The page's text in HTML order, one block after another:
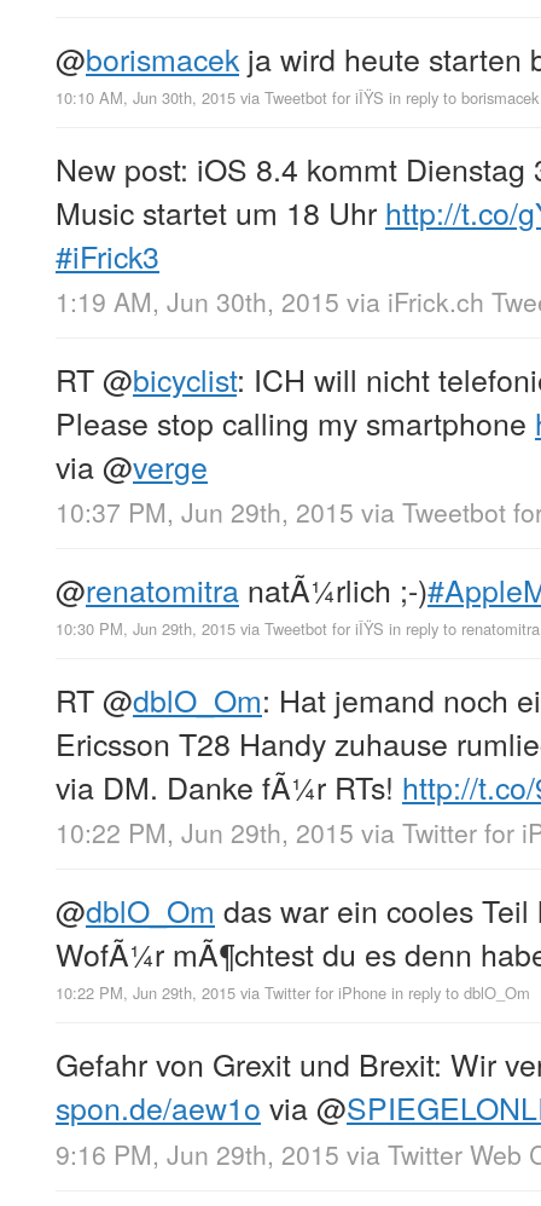
@borismacek ja wird heute starten
10:10 AM, Jun 30th, 2015 via Tweetbot for iÎŸS in reply to borismacek
New post: iOS 8.4 kommt
Music startet um 18 Uhr http://t.co/
#iFrick3
1:19 AM, Jun 30th, 2015 via iFrick.ch
RT@bicyclist: ICH will nicht
Please stop calling my smartphone
via@verge
10:37 PM, Jun 29th, 2015 via Tweetbot
@renatomitra natÃ¼rlich ;-)
10:30 PM, Jun 29th, 2015 via Tweetbot for iÎŸS in reply to renatomitra
RT@dblO_Om: Hat jemand noch
Ericsson T28 Handy zuhause
via DM. Danke fÃ¼r RTs! http://t.co/
10:22 PM, Jun 29th, 2015 via Twitter for
@dblO_Om das war ein cooles
WofÃ¼r mÃ¶chtest du es denn
10:22 PM, Jun 29th, 2015 via Twitter for iPhone in reply to dblO_Om
Gefahr von Grexit und Brexit: Wir
spon.de/aew1o via@
9:16 PM, Jun 29th, 2015 via Twitter Web